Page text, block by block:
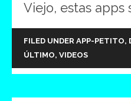
Viejo, estas apps
FILED UNDER APP-PETITO,
ÚLTIMO, VIDEOS